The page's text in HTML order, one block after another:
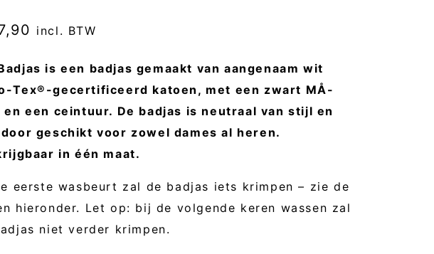
incl. BTW
is een badjas gemaakt van aangenaam wit
Tex®-gecertificeerd katoen, met een zwart MÅ-
en een ceintuur. De badjas is neutraal van stijl en
geschikt voor zowel dames al heren.
in één maat.
eerste wasbeurt zal de badjas iets krimpen – zie de
hieronder. Let op: bij de volgende keren wassen zal
niet verder krimpen.